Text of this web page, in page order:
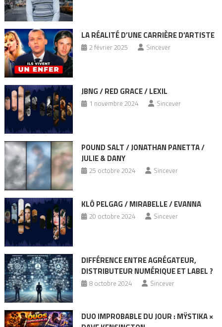
LA RÉALITÉ D’UNE CARRIÈRE D’ARTISTE
2 février 2025 Sincever
JBNG / RED GRACE / LEXIL
1 novembre 2024 Sincever
POUND SALT / JONATHAN PANETTA /
JULIE & DANY
25 octobre 2024 Sincever
KLÔ PELGAG / MIRABELLE / EVANNA
20 octobre 2024 Sincever
DIFFÉRENCE ENTRE AGRÉGATEUR,
DISTRIBUTEUR NUMÉRIQUE ET LABEL ?
8 octobre 2024 Sincever
DUO IMPROBABLE DU JOUR : MŸSTIKA ×